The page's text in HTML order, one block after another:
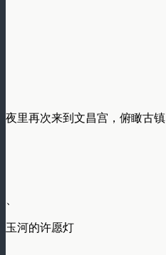
夜里再次来到文昌宫，俯瞰古镇
、
玉河的许愿灯